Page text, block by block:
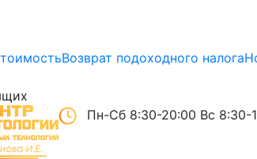
Возврат подоходного налога
Пн-Сб 8:30-20:00 Вс 8:30-